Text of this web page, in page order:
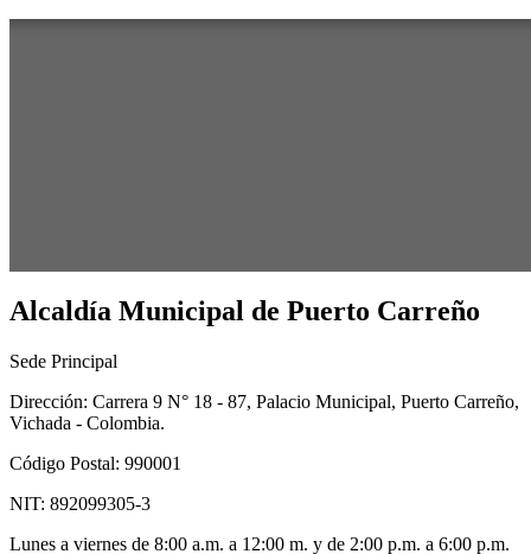
Alcaldía Municipal de Puerto Carreño
Sede Principal
Dirección: Carrera 9 N° 18 - 87, Palacio Municipal, Puerto Carreño,
Vichada - Colombia.
Código Postal: 990001
NIT: 892099305-3
Lunes a viernes de 8:00 a.m. a 12:00 m. y de 2:00 p.m. a 6:00 p.m.